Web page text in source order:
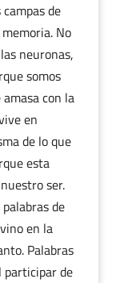
de
No
neuronas,
somos
con la
en
de lo que
esta
ser.
de
en la
Palabras
participar de